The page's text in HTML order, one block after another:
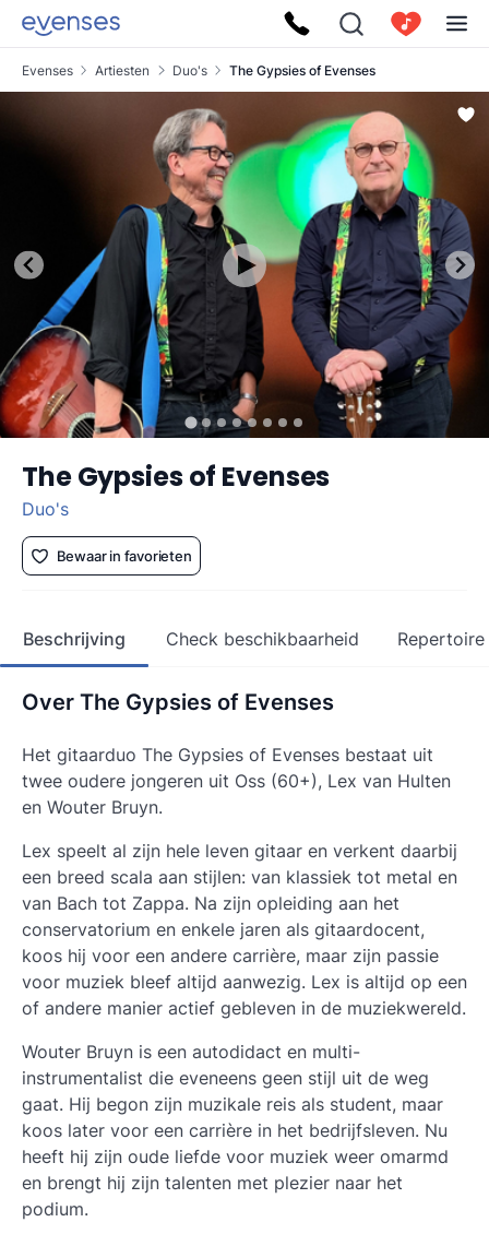
Evenses Artiesten Duo's The Gypsies of Evenses
The Gypsies of Evenses
Duo's
Bewaar in favorieten
Beschrijving Check beschikbaarheid Repertoire
Over The Gypsies of Evenses
Het gitaarduo The Gypsies of Evenses bestaat uit
twee oudere jongeren uit Oss (60+), Lex van Hulten
en Wouter Bruyn.
Lex speelt al zijn hele leven gitaar en verkent daarbij
een breed scala aan stijlen: van klassiek tot metal en
van Bach tot Zappa. Na zijn opleiding aan het
conservatorium en enkele jaren als gitaardocent,
koos hij voor een andere carrière, maar zijn passie
voor muziek bleef altijd aanwezig. Lex is altijd op een
of andere manier actief gebleven in de muziekwereld.
Wouter Bruyn is een autodidact en multi-
instrumentalist die eveneens geen stijl uit de weg
gaat. Hij begon zijn muzikale reis als student, maar
koos later voor een carrière in het bedrijfsleven. Nu
heeft hij zijn oude liefde voor muziek weer omarmd
en brengt hij zijn talenten met plezier naar het
podium.